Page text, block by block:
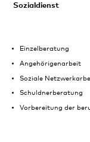
Sozialdienst
Einzelberatung
Angehörigenarbeit
Soziale
Schuldnerberatung
Vorbereitung der